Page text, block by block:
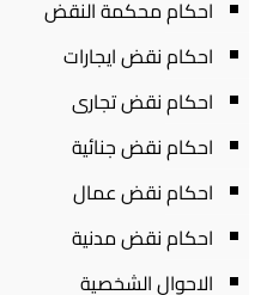
احكام محكمة النقض
احكام نقض ايجارات
احكام نقض تجارى
احكام نقض جنائية
احكام نقض عمال
احكام نقض مدنية
الاحوال الشخصية